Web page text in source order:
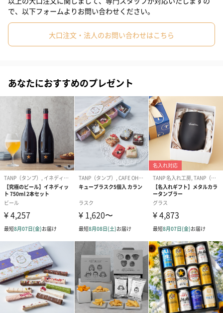
色合いが美しい、可愛らしい印象の生花アレンジメント。母の日
の贈り物にぴったりの一品です。赤とピンクのミックスもご用意
しました。
場合がございます。
【生花】カーネーションアレンジメント：ミックス
【生花】カーネーションアレンジメント：ピュアレッド
GODIVAあまおう苺クッキー（8枚入）
福岡県産のあまおうパウダーが入った甘酸っぱいホワイトチョコ
レートをストロベリー濃縮果汁入りの赤いドットが可愛らしいラ
ングドシャ生地でサンドしたあまおう苺クッキーと、ミルクチョ
コレートクッキーを詰め合わせました。サクッとした口あたり
と、風味豊かなチョコレートのハーモニーをお楽しみください。
で、以下フォームよりお問い合わせください。
大口注文・法人のお問い合わせはこちら
あなたにおすすめのプレゼント